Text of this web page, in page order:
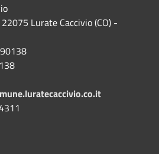
Lurate Caccivio (CO) -